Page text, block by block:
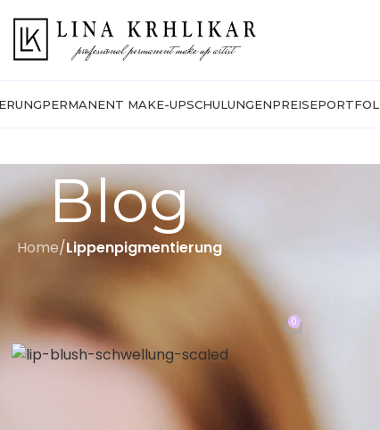
PERMANENT MAKE-UPSCHULUNGENPREISE
Blog
Home/Lippenpigmentierung
– Ursachen und
giga32@gmail.com On March 10, 2026 0